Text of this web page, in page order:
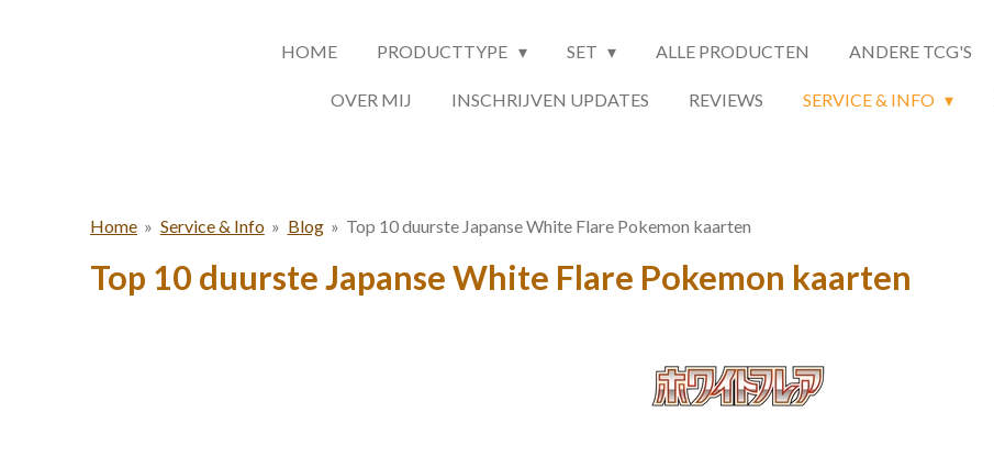
HOME PRODUCTTYPE SET ALLE PRODUCTEN ANDERE TCG'S
OVER MIJ INSCHRIJVEN UPDATES REVIEWS SERVICE & INFO
Home » Service & Info » Blog » Top 10 duurste Japanse White Flare Pokemon kaarten
Top 10 duurste Japanse White Flare Pokemon kaarten